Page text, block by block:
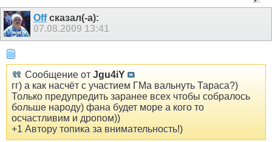
Offсказал(-а):
07.08.2009 13:41
Сообщение от Jgu4iY
гг) а как насчёт с участием ГМа вальнуть Тараса?)
Только предупредить заранее всех чтобы собралось
больше народу) фана будет море а кого то
осчастливим и дропом))
+1 Автору топика за внимательность!)